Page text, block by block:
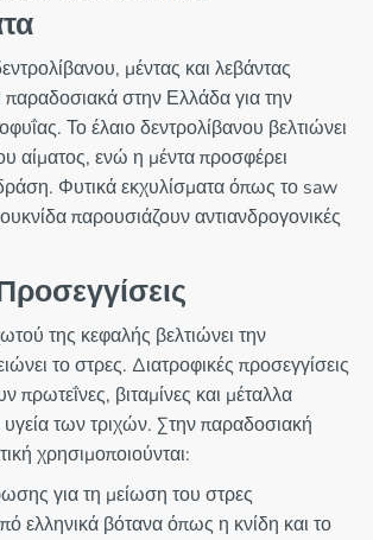
μέντας και λεβάντας
παραδοσιακά στην Ελλάδα για την
Το έλαιο δεντρολίβανου βελτιώνει
αίματος, ενώ η μέντα προσφέρει
Φυτικά εκχυλίσματα όπως το saw
παρουσιάζουν αντιανδρογονικές
της κεφαλής βελτιώνει την
το στρες. Διατροφικές προσεγγίσεις
πρωτεΐνες, βιταμίνες και μέταλλα
υγεία των τριχών. Στην παραδοσιακή
χρησιμοποιούνται:
για τη μείωση του στρες
ελληνικά βότανα όπως η κνίδη και το